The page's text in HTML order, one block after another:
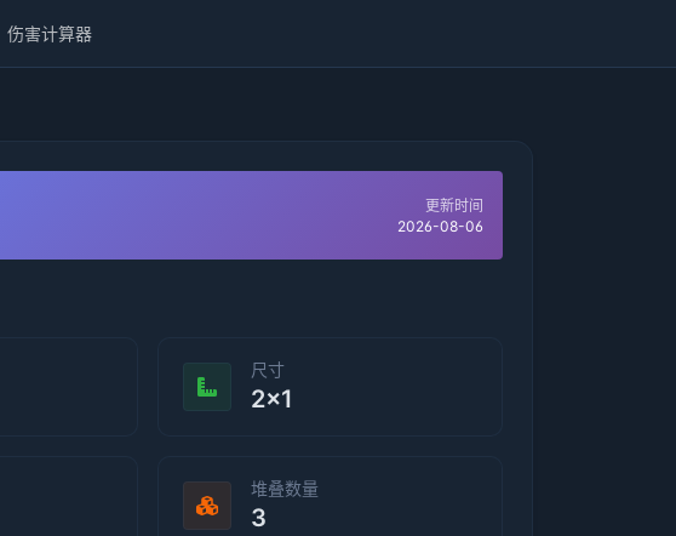
伤害计算器
更新时间
2026-08-06
尺寸
2×1
堆叠数量
3